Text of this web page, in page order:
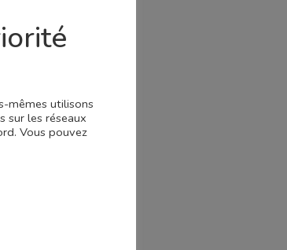
mêmes utilisons
sur les réseaux
Vous pouvez